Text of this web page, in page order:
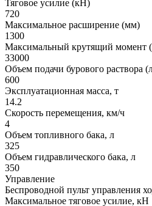
Тяговое усилие (кН)
720
Максимальное расширение (мм)
1300
Максимальный крутящий момент
33000
Объем подачи бурового раствора
600
Эксплуатационная масса, т
14.2
Скорость перемещения, км/ч
4
Объем топливного бака, л
325
Объем гидравлического бака, л
350
Управление
Беспроводной пульт управления
Максимальное тяговое усилие, кН